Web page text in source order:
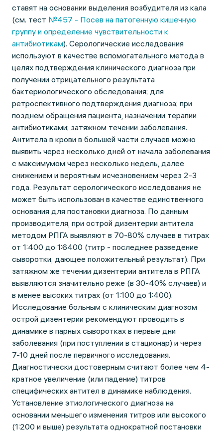
ставят на основании выделения возбудителя из кала
(см. тест №457 - Посев на патогенную кишечную
группу и определение чувствительности к
антибиотикам). Серологические исследования
используют в качестве вспомогательного метода в
целях подтверждения клинического диагноза при
получении отрицательного результата
бактериологического обследования; для
ретроспективного подтверждения диагноза; при
позднем обращения пациента, назначении терапии
антибиотиками; затяжном течении заболевания.
Антитела в крови в большей части случаев можно
выявить через несколько дней от начала заболевания
с максимумом через несколько недель, далее
снижением и вероятным исчезновением через 2-3
года. Результат серологического исследования не
может быть использован в качестве единственного
основания для постановки диагноза. По данным
производителя, при острой дизентерии антитела
методом РПГА выявляют в 70-80% случаев в титрах
от 1:400 до 1:6400 (титр - последнее разведение
сыворотки, дающее положительный результат). При
затяжном же течении дизентерии антитела в РПГА
выявляются значительно реже (в 30-40% случаев) и
в менее высоких титрах (от 1:100 до 1:400).
Исследование больным с клиническим диагнозом
острой дизентерии рекомендуют проводить в
динамике в парных сыворотках в первые дни
заболевания (при поступлении в стационар) и через
7-10 дней после первичного исследования.
Диагностически достоверным считают более чем 4-
кратное увеличение (или падение) титров
специфических антител в динамике наблюдения.
Установление этиологического диагноза на
основании меньшего изменения титров или высокого
(1:200 и выше) результата однократной постановки